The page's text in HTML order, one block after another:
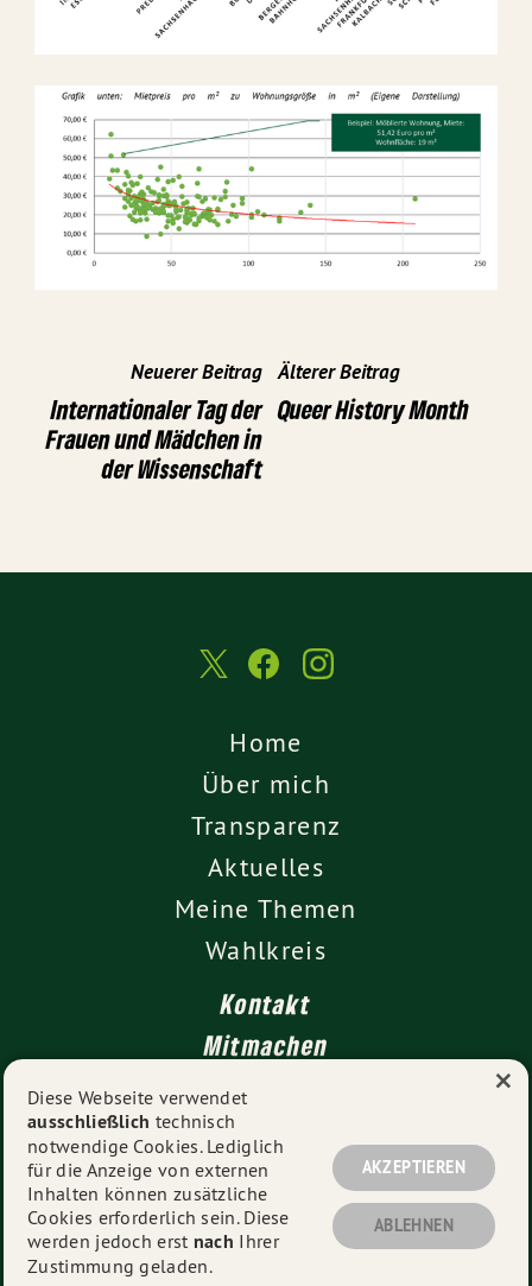
Neuerer Beitrag
Internationaler Tag der
Frauen und Mädchen in
der Wissenschaft
Älterer Beitrag
Queer History Month
Home
Über mich
Transparenz
Aktuelles
Meine Themen
Wahlkreis
Kontakt
Mitmachen
Impressum
Datenschutz
© 2026Vanessa Gronemann MdL
- Alle Rechte
vorbehalten.
Diese Webseite verwendet
ausschließlich technisch
notwendige Cookies. Lediglich
für die Anzeige von externen
Inhalten können zusätzliche
Cookies erforderlich sein. Diese
werden jedoch erst nach Ihrer
Zustimmung geladen.
AKZEPTIEREN
ABLEHNEN
×